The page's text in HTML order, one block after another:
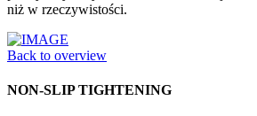
niż w rzeczywistości.
Back to overview
NON-SLIP TIGHTENING